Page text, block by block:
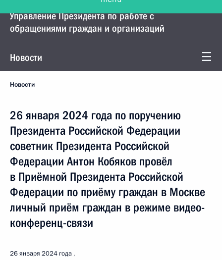
Управление Президента по работе с
обращениями граждан и организаций
Новости
Новости
26 января 2024 года по поручению
Президента Российской Федерации
советник Президента Российской
Федерации Антон Кобяков провёл
в Приёмной Президента Российской
Федерации по приёму граждан в Москве
личный приём граждан в режиме видео-
конференц-связи
26 января 2024 года